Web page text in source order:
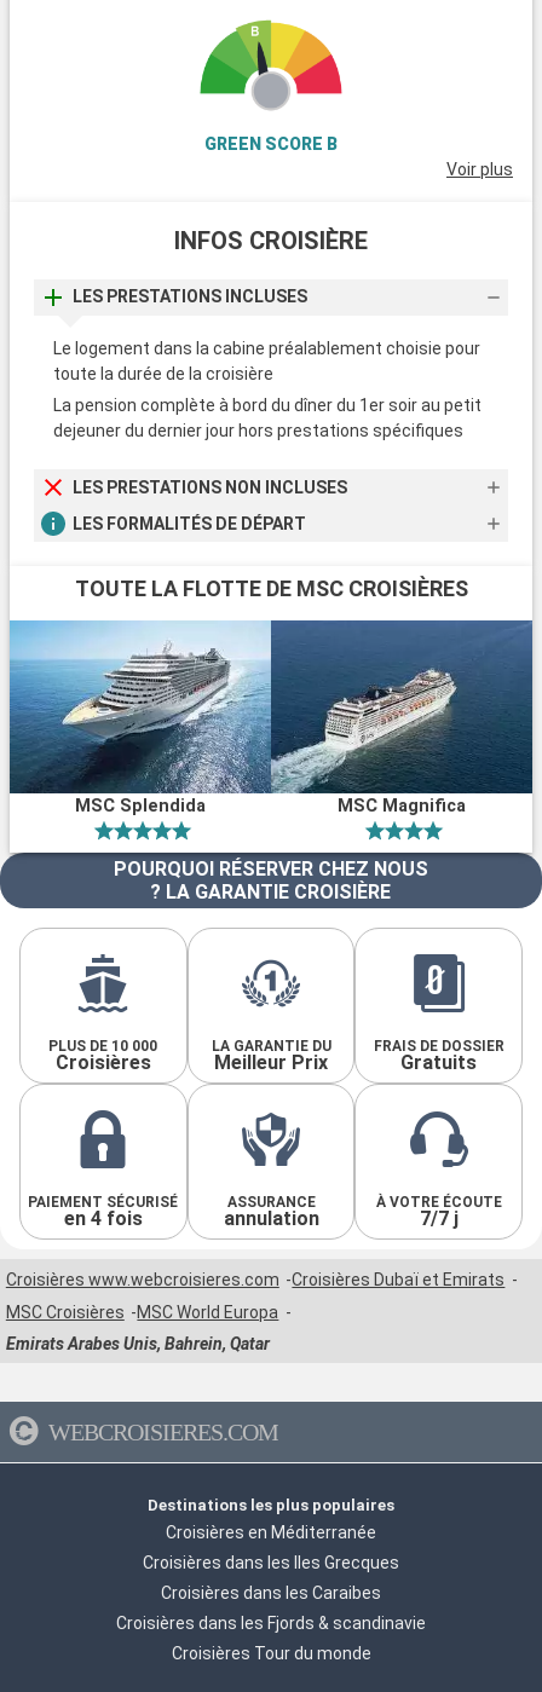
GREEN SCORE B
Voir plus
INFOS CROISIÈRE
LES PRESTATIONS INCLUSES
Le logement dans la cabine préalablement choisie pour
toute la durée de la croisière
La pension complète à bord du dîner du 1er soir au petit
dejeuner du dernier jour hors prestations spécifiques
LES PRESTATIONS NON INCLUSES
LES FORMALITÉS DE DÉPART
TOUTE LA FLOTTE DE MSC CROISIÈRES
MSC Splendida MSC Magnifica
POURQUOI RÉSERVER CHEZ NOUS
? LA GARANTIE CROISIÈRE
PLUS DE 10 000
Croisières
LA GARANTIE DU
Meilleur Prix
FRAIS DE DOSSIER
Gratuits
PAIEMENT SÉCURISÉ
en 4 fois
ASSURANCE
annulation
À VOTRE ÉCOUTE
7/7 j
Croisières www.webcroisieres.com
Croisières Dubaï et Emirats
MSC Croisières
MSC World Europa
Emirats Arabes Unis, Bahrein, Qatar
WEBCROISIERES.COM
Destinations les plus populaires
Croisières en Méditerranée
Croisières dans les Iles Grecques
Croisières dans les Caraibes
Croisières dans les Fjords & scandinavie
Croisières Tour du monde